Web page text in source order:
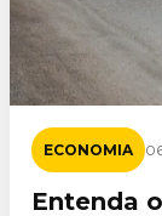
ECONOMIA
Entenda